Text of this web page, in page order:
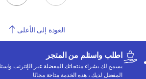
العودة إلى الأعلى
اطلب واستلم من المتجر
يسمح لك بشراء منتجاتك المفضلة عبر الإنترنت
المفضل لديك ، هذه الخدمة متاحة مجانًا